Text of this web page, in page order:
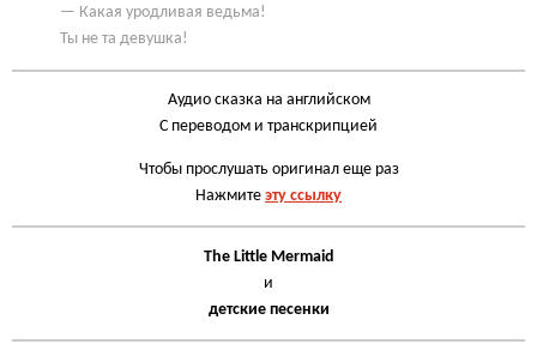
— Какая уродливая ведьма!
Ты не та девушка!
Аудио сказка на английском
С переводом и транскрипцией
Чтобы прослушать оригинал еще раз
Нажмите эту ссылку
The Little Mermaid
и
детские песенки